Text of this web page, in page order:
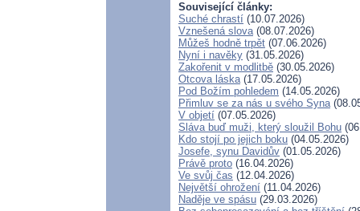
Související články:
Suché chrastí (10.07.2026)
Vznešená slova(08.07.2026)
Můžeš hodně trpět (07.06.2026)
Nyní i navěky (31.05.2026)
Zakořenit v modlitbě (30.05.2026)
Otcova láska(17.05.2026)
Pod Božím pohledem (14.05.2026)
Přimluv se za nás u svého Syna
V objetí (07.05.2026)
Sláva buď muži, který sloužil Bohu
Kdo stojí po jejich boku (04.05.2026)
Josefe, synu Davidův (01.05.2026)
Právě proto (16.04.2026)
Ve svůj čas (12.04.2026)
Největší ohrožení (11.04.2026)
Naděje ve spásu (29.03.2026)